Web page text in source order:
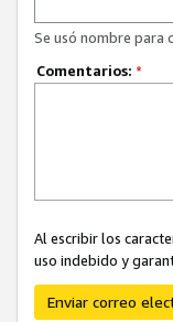
Se usó nombre para
Comentarios: *
Al escribir los
uso indebido y
Enviar correo